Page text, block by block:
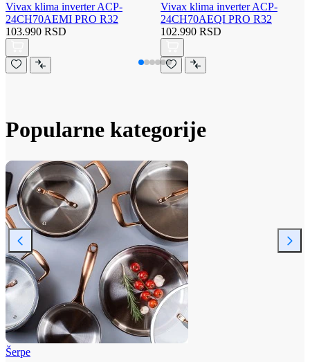
Vivax klima inverter ACP-
24CH70AEMI PRO R32
103.990 RSD
Vivax klima inverter ACP-
24CH70AEQI PRO R32
102.990 RSD
Popularne kategorije
Šerpe